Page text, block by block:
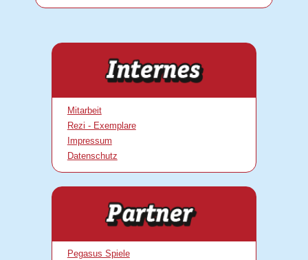
Mitarbeit
Rezi - Exemplare
Impressum
Datenschutz
Pegasus Spiele